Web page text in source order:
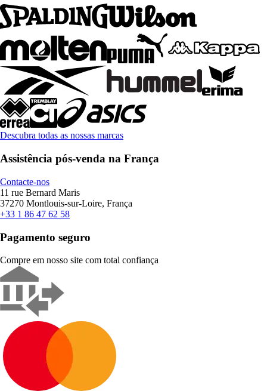
Descubra todas as nossas marcas
Assistência pós-venda na França
Contacte-nos
11 rue Bernard Maris
37270 Montlouis-sur-Loire, França
+33 1 86 47 62 58
Pagamento seguro
Compre em nosso site com total confiança